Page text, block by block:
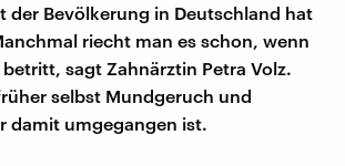
der Bevölkerung in Deutschland hat
riecht man es schon, wenn
sagt Zahnärztin Petra Volz.
selbst Mundgeruch und
damit umgegangen ist.